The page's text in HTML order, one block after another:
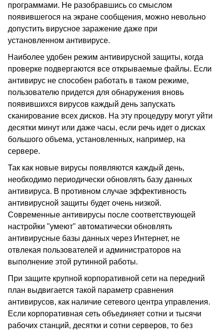
программами. Не разобравшись со смыслом
появившегося на экране сообщения, можно невольно
допустить вирусное заражение даже при
установленном антивирусе.
Наиболее удобен режим антивирусной защиты, когда
проверке подвергаются все открываемые файлы. Если
антивирус не способен работать в таком режиме,
пользователю придется для обнаружения вновь
появившихся вирусов каждый день запускать
сканирование всех дисков. На эту процедуру могут уйти
десятки минут или даже часы, если речь идет о дисках
большого объема, установленных, например, на
сервере.
Так как новые вирусы появляются каждый день,
необходимо периодически обновлять базу данных
антивируса. В противном случае эффективность
антивирусной защиты будет очень низкой.
Современные антивирусы после соответствующей
настройки "умеют" автоматически обновлять
антивирусные базы данных через Интернет, не
отвлекая пользователей и администраторов на
выполнение этой рутинной работы.
При защите крупной корпоративной сети на передний
план выдвигается такой параметр сравнения
антивирусов, как наличие сетевого центра управления.
Если корпоративная сеть объединяет сотни и тысячи
рабочих станций, десятки и сотни серверов, то без